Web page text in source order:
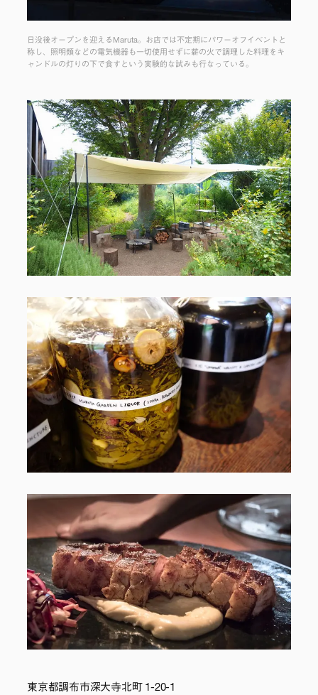
日没後オープンを迎えるMaruta。お店では不定期にパワーオフイベントと
称し、照明類などの電気機器も一切使用せずに薪の火で調理した料理をキ
ャンドルの灯りの下で食すという実験的な試みも行なっている。
東京都調布市深大寺北町 1-20-1